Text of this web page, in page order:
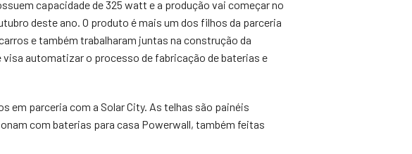
capacidade de 325 watt e a produção vai começar no
deste ano. O produto é mais um dos filhos da parceria
e também trabalharam juntas na construção da
automatizar o processo de fabricação de baterias e
em parceria com a Solar City. As telhas são painéis
com baterias para casa Powerwall, também feitas